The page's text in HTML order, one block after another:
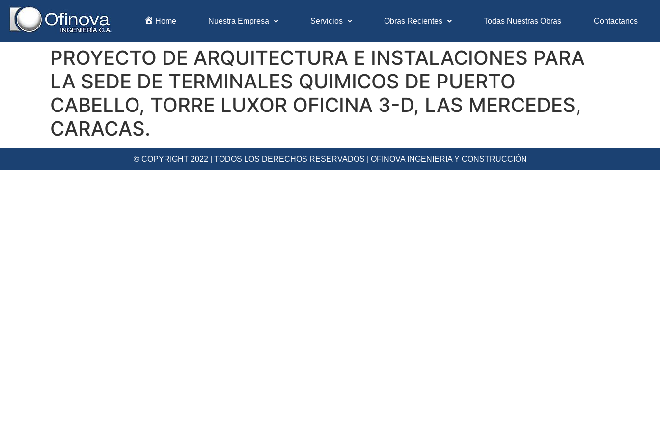
Home Nuestra Empresa Servicios Obras Recientes Todas Nuestras Obras Contactanos
PROYECTO DE ARQUITECTURA E INSTALACIONES PARA
LA SEDE DE TERMINALES QUIMICOS DE PUERTO
CABELLO, TORRE LUXOR OFICINA 3-D, LAS MERCEDES,
CARACAS.
© COPYRIGHT 2022 | TODOS LOS DERECHOS RESERVADOS | OFINOVA INGENIERIA Y CONSTRUCCIÓN